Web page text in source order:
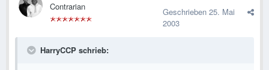
Contrarian Geschrieben 25. Mai
2003
HarryCCP schrieb: